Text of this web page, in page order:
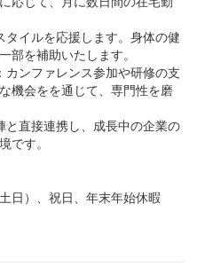
イルを応援します。身体の健
部を補助いたします。
ンファレンス参加や研修の支
機会をを通じて、専門性を磨
と直接連携し、成長中の企業の
です。
日）、祝日、年末年始休暇